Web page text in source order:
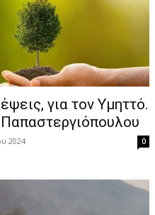
για τον Υμηττό.
2024 0